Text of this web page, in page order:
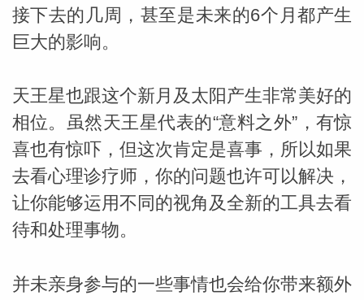
miller
接下去的几周，甚至是未来的6个月都产生
巨大的影响。
天王星也跟这个新月及太阳产生非常美好的
相位。虽然天王星代表的“意料之外”，有惊
喜也有惊吓，但这次肯定是喜事，所以如果
去看心理诊疗师，你的问题也许可以解决，
让你能够运用不同的视角及全新的工具去看
待和处理事物。
并未亲身参与的一些事情也会给你带来额外